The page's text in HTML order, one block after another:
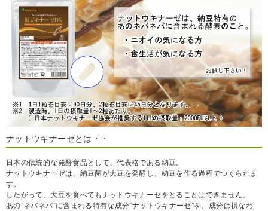
ナットウキナーゼとは・・
日本の伝統的な発酵食品として、代表格である納豆。
ナットウキナーゼは、納豆菌が大豆を発酵し、納豆を作る過程でつくられま
す。
したがって、大豆を食べてもナットウキナーゼをとることはできません。
あの”ネバネバ”に含まれる特有な成分”ナットウキナーゼ”を、成分は損なわ